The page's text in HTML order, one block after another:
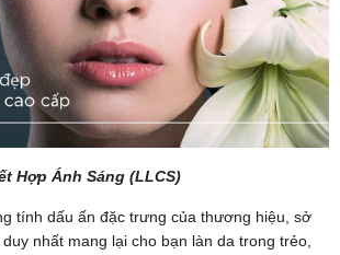
Hợp Ánh Sáng (LLCS)
tính dấu ấn đặc trưng của thương hiệu, sở
nhất mang lại cho bạn làn da trong trẻo,